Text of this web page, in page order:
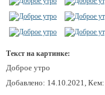
Текст на картинке:
Доброе утро
Добавлено: 14.10.2021,